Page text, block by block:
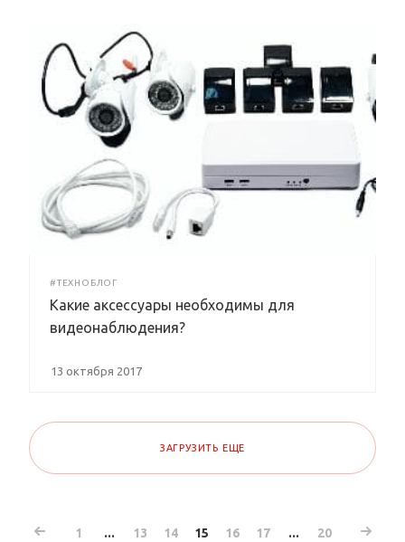
#ТЕХНОБЛОГ
Какие аксессуары необходимы для
видеонаблюдения?
13 октября 2017
ЗАГРУЗИТЬ ЕЩЕ
1 ... 13 14 15 16 17 ... 20